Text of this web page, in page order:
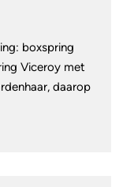
boxspring
Viceroy met
daarop